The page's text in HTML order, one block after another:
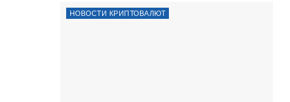
НОВОСТИ КРИПТОВАЛЮТ